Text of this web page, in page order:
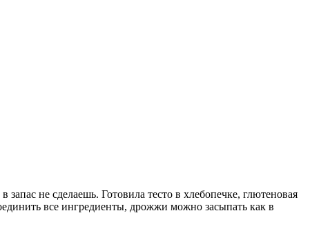
не сделаешь. Готовила тесто в хлебопечке, глютеновая
все ингредиенты, дрожжи можно засыпать как в